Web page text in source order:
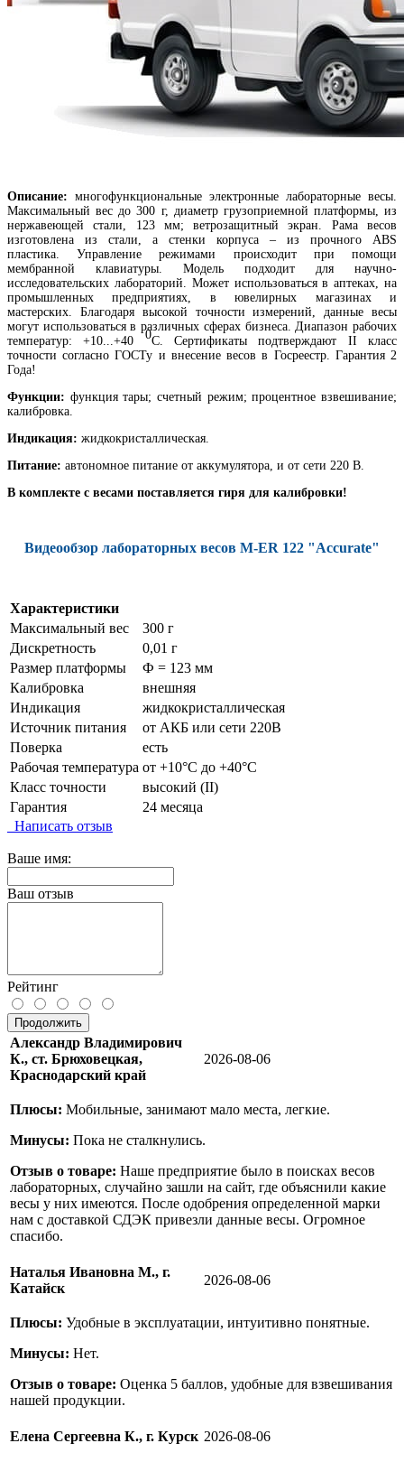
Описание: многофункциональные электронные лабораторные весы.
Максимальный вес до 300 г, диаметр грузоприемной платформы, из
нержавеющей стали, 123 мм; ветрозащитный экран. Рама весов
изготовлена из стали, а стенки корпуса – из прочного ABS
пластика. Управление режимами происходит при помощи
мембранной клавиатуры. Модель подходит для научно-
исследовательских лабораторий. Может использоваться в аптеках, на
промышленных предприятиях, в ювелирных магазинах и
мастерских. Благодаря высокой точности измерений, данные весы
могут использоваться в различных сферах бизнеса. Диапазон рабочих
температур: +10...+40 0​С. Сертификаты подтверждают II класс
точности согласно ГОСТу и внесение весов в Госреестр. Гарантия 2
Года!
Функции: функция тары; счетный режим; процентное взвешивание;
калибровка.
Индикация: жидкокристаллическая.
Питание: автономное питание от аккумулятора, и от сети 220 В.
В комплекте с весами поставляется гиря для калибровки!
Видеообзор лабораторных весов M-ER 122 "Accurate"
Характеристики
Максимальный вес
300 г
Дискретность
0,01 г
Размер платформы
Ф = 123 мм
Калибровка
внешняя
Индикация
жидкокристаллическая
Источник питания
от АКБ или сети 220В
Поверка
есть
Рабочая температура от +10°C до +40°C
Класс точности
высокий (II)
Гарантия
24 месяца
Написать отзыв
Ваше имя:
Ваш отзыв
Рейтинг
Продолжить
Александр Владимирович
К., ст. Брюховецкая,
Краснодарский край
2026-08-06
Плюсы: Мобильные, занимают мало места, легкие.
Минусы: Пока не сталкнулись.
Отзыв о товаре: Наше предприятие было в поисках весов
лабораторных, случайно зашли на сайт, где объяснили какие
весы у них имеются. После одобрения определенной марки
нам с доставкой СДЭК привезли данные весы. Огромное
спасибо.
Наталья Ивановна М., г.
Катайск
2026-08-06
Плюсы: Удобные в эксплуатации, интуитивно понятные.
Минусы: Нет.
Отзыв о товаре: Оценка 5 баллов, удобные для взвешивания
нашей продукции.
Елена Сергеевна К., г. Курск 2026-08-06